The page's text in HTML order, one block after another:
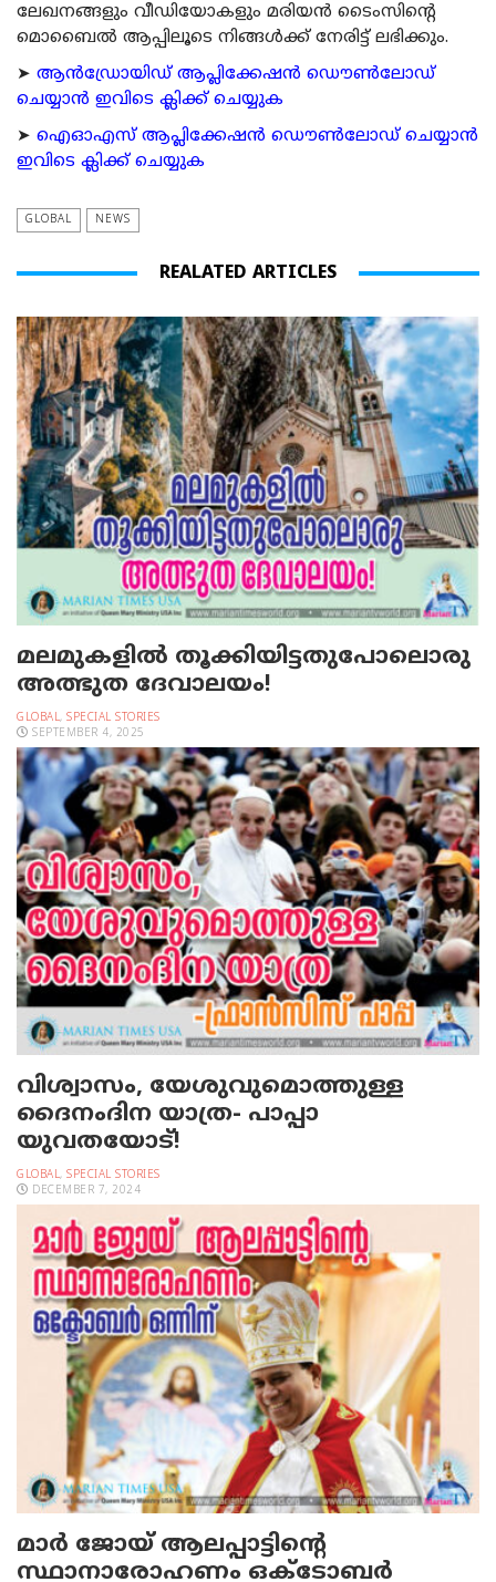
ലേഖനങ്ങളും വീഡിയോകളും മരിയന്‍ ടൈംസിന്റെ
മൊബൈല്‍ ആപ്പിലൂടെ നിങ്ങള്‍ക്ക് നേരിട്ട് ലഭിക്കും.
➤ ആന്‍ഡ്രോയിഡ് ആപ്ലിക്കേഷന്‍ ഡൌണ്‍ലോഡ്
ചെയ്യാന്‍ ഇവിടെ ക്ലിക്ക് ചെയ്യുക
➤ ഐഓഎസ് ആപ്ലിക്കേഷന്‍ ഡൌണ്‍ലോഡ് ചെയ്യാന്‍
ഇവിടെ ക്ലിക്ക് ചെയ്യുക
GLOBAL NEWS
REALATED ARTICLES
മലമുകളില്‍ തൂക്കിയിട്ടതുപോലൊരു
അത്ഭുത ദേവാലയം!
GLOBAL, SPECIAL STORIES
SEPTEMBER 4, 2025
വിശ്വാസം, യേശുവുമൊത്തുള്ള
ദൈനംദിന യാത്ര- പാപ്പാ
യുവതയോട്!
GLOBAL, SPECIAL STORIES
DECEMBER 7, 2024
മാർ ജോയ് ആലപ്പാട്ടിന്റെ
സ്ഥാനാരോഹണം ഒക്ടോബർ